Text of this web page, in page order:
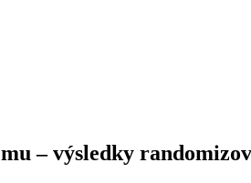
–⁠ výsledky